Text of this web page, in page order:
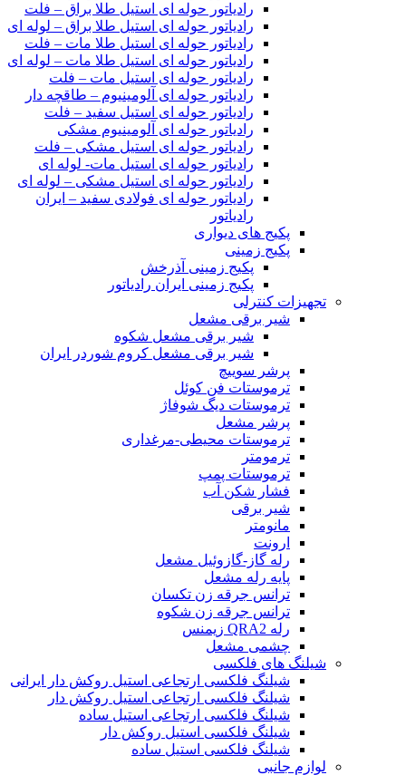
رادیاتور حوله ای استیل طلا براق – فلت
رادیاتور حوله ای استیل طلا براق – لوله ای
رادیاتور حوله ای استیل طلا مات – فلت
رادیاتور حوله ای استیل طلا مات – لوله ای
رادیاتور حوله ای استیل مات – فلت
رادیاتور حوله ای آلومینیوم – طاقچه دار
رادیاتور حوله ای استیل سفید – فلت
رادیاتور حوله ای آلومینیوم مشکی
رادیاتور حوله ای استیل مشکی – فلت
رادیاتور حوله ای استیل مات- لوله ای
رادیاتور حوله ای استیل مشکی – لوله ای
رادیاتور حوله ای فولادی سفید – ایران
رادیاتور
پکیج های دیواری
پکیج زمینی
پکیج زمینی آذرخش
پکیج زمینی ایران رادیاتور
تجهیزات کنترلی
شیر برقی مشعل
شیر برقی مشعل شکوه
شیر برقی مشعل کروم شوردر ایران
پرشر سوییچ
ترموستات فن کوئل
ترموستات دیگ شوفاژ
پرشر مشعل
ترموستات محیطی-مرغداری
ترمومتر
ترموستات پمپ
فشار شکن آب
شیر برقی
مانومتر
ارونت
رله گاز-گازوئیل مشعل
پایه رله مشعل
ترانس جرقه زن تکسان
ترانس جرقه زن شکوه
رله QRA2 زیمنس
چشمی مشعل
شیلنگ های فلکسی
شیلنگ فلکسی ارتجاعی استیل روکش دار ایرانی
شیلنگ فلکسی ارتجاعی استیل روکش دار
شیلنگ فلکسی ارتجاعی استیل ساده
شیلنگ فلکسی استیل روکش دار
شیلنگ فلکسی استیل ساده
لوازم جانبی